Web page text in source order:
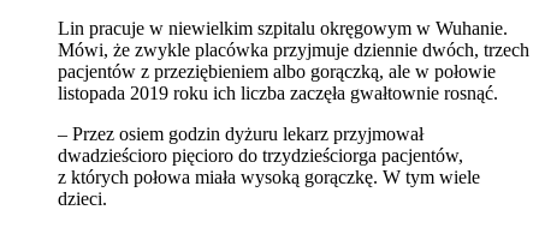
Lin pracuje w niewielkim szpitalu okręgowym w Wuhanie.
Mówi, że zwykle placówka przyjmuje dziennie dwóch, trzech
pacjentów z przeziębieniem albo gorączką, ale w połowie
listopada 2019 roku ich liczba zaczęła gwałtownie rosnąć.
– Przez osiem godzin dyżuru lekarz przyjmował
dwadzieścioro pięcioro do trzydzieściorga pacjentów,
z których połowa miała wysoką gorączkę. W tym wiele
dzieci.